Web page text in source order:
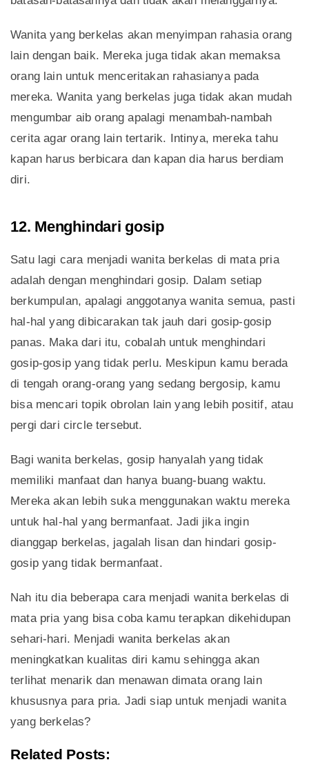
Wanita yang berkelas akan menyimpan rahasia orang
lain dengan baik. Mereka juga tidak akan memaksa
orang lain untuk menceritakan rahasianya pada
mereka. Wanita yang berkelas juga tidak akan mudah
mengumbar aib orang apalagi menambah-nambah
cerita agar orang lain tertarik. Intinya, mereka tahu
kapan harus berbicara dan kapan dia harus berdiam
diri.
12. Menghindari gosip
Satu lagi cara menjadi wanita berkelas di mata pria
adalah dengan menghindari gosip. Dalam setiap
berkumpulan, apalagi anggotanya wanita semua, pasti
hal-hal yang dibicarakan tak jauh dari gosip-gosip
panas. Maka dari itu, cobalah untuk menghindari
gosip-gosip yang tidak perlu. Meskipun kamu berada
di tengah orang-orang yang sedang bergosip, kamu
bisa mencari topik obrolan lain yang lebih positif, atau
pergi dari circle tersebut.
Bagi wanita berkelas, gosip hanyalah yang tidak
memiliki manfaat dan hanya buang-buang waktu.
Mereka akan lebih suka menggunakan waktu mereka
untuk hal-hal yang bermanfaat. Jadi jika ingin
dianggap berkelas, jagalah lisan dan hindari gosip-
gosip yang tidak bermanfaat.
Nah itu dia beberapa cara menjadi wanita berkelas di
mata pria yang bisa coba kamu terapkan dikehidupan
sehari-hari. Menjadi wanita berkelas akan
meningkatkan kualitas diri kamu sehingga akan
terlihat menarik dan menawan dimata orang lain
khususnya para pria. Jadi siap untuk menjadi wanita
yang berkelas?
Related Posts: